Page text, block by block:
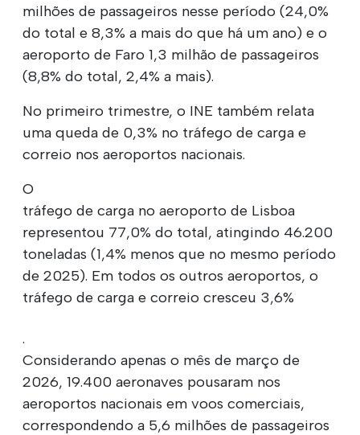
milhões de passageiros nesse período (24,0%
do total e 8,3% a mais do que há um ano) e o
aeroporto de Faro 1,3 milhão de passageiros
(8,8% do total, 2,4% a mais).
No primeiro trimestre, o INE também relata
uma queda de 0,3% no tráfego de carga e
correio nos aeroportos nacionais.
O
tráfego de carga no aeroporto de Lisboa
representou 77,0% do total, atingindo 46.200
toneladas (1,4% menos que no mesmo período
de 2025). Em todos os outros aeroportos, o
tráfego de carga e correio cresceu 3,6%
.
Considerando apenas o mês de março de
2026, 19.400 aeronaves pousaram nos
aeroportos nacionais em voos comerciais,
correspondendo a 5,6 milhões de passageiros